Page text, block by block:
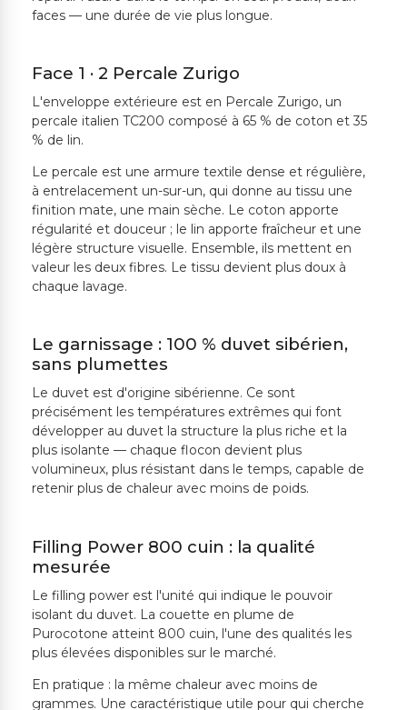
faces — une durée de vie plus longue.
Face 1 · 2 Percale Zurigo
L'enveloppe extérieure est en Percale Zurigo, un
percale italien TC200 composé à 65 % de coton et 35
% de lin.
Le percale est une armure textile dense et régulière,
à entrelacement un-sur-un, qui donne au tissu une
finition mate, une main sèche. Le coton apporte
régularité et douceur ; le lin apporte fraîcheur et une
légère structure visuelle. Ensemble, ils mettent en
valeur les deux fibres. Le tissu devient plus doux à
chaque lavage.
Le garnissage : 100 % duvet sibérien,
sans plumettes
Le duvet est d'origine sibérienne. Ce sont
précisément les températures extrêmes qui font
développer au duvet la structure la plus riche et la
plus isolante — chaque flocon devient plus
volumineux, plus résistant dans le temps, capable de
retenir plus de chaleur avec moins de poids.
Filling Power 800 cuin : la qualité
mesurée
Le filling power est l'unité qui indique le pouvoir
isolant du duvet. La couette en plume de
Purocotone atteint 800 cuin, l'une des qualités les
plus élevées disponibles sur le marché.
En pratique : la même chaleur avec moins de
grammes. Une caractéristique utile pour qui cherche